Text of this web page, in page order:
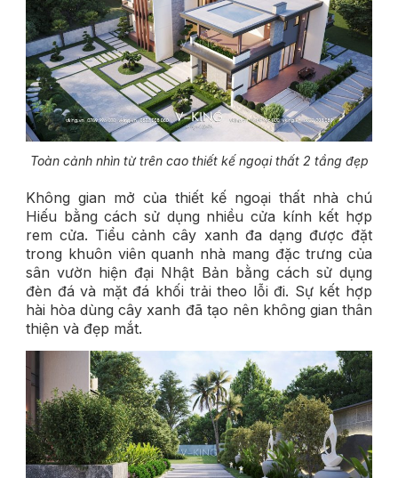
Toàn cảnh nhìn từ trên cao thiết kế ngoại thất 2 tầng đẹp
Không gian mở của thiết kế ngoại thất nhà chú
Hiếu bằng cách sử dụng nhiều cửa kính kết hợp
rem cửa. Tiểu cảnh cây xanh đa dạng được đặt
trong khuôn viên quanh nhà mang đặc trưng của
sân vườn hiện đại Nhật Bản bằng cách sử dụng
đèn đá và mặt đá khối trải theo lỗi đi. Sự kết hợp
hài hòa dùng cây xanh đã tạo nên không gian thân
thiện và đẹp mắt.